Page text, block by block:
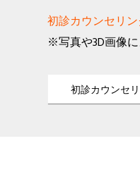
初診カウンセリ
※写真や3D画像
初診カウンセ